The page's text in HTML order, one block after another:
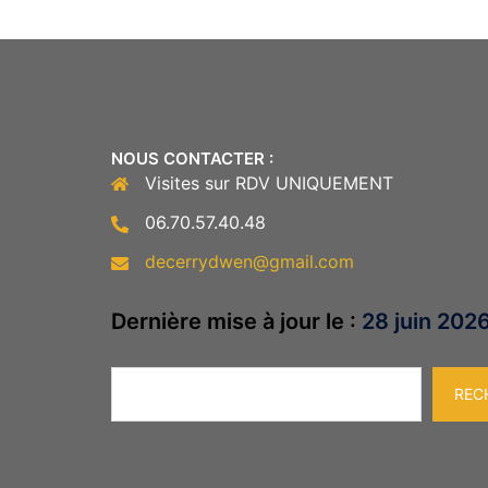
NOUS CONTACTER :
Visites sur RDV UNIQUEMENT
06.70.57.40.48
decerrydwen@gmail.com
Dernière mise à jour le : 28 juin